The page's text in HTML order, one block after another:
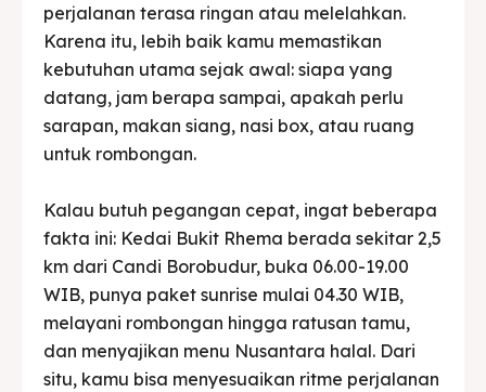
perjalanan terasa ringan atau melelahkan.
Karena itu, lebih baik kamu memastikan
kebutuhan utama sejak awal: siapa yang
datang, jam berapa sampai, apakah perlu
sarapan, makan siang, nasi box, atau ruang
untuk rombongan.
Kalau butuh pegangan cepat, ingat beberapa
fakta ini: Kedai Bukit Rhema berada sekitar 2,5
km dari Candi Borobudur, buka 06.00-19.00
WIB, punya paket sunrise mulai 04.30 WIB,
melayani rombongan hingga ratusan tamu,
dan menyajikan menu Nusantara halal. Dari
situ, kamu bisa menyesuaikan ritme perjalanan